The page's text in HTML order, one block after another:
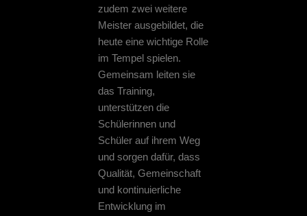
zudem zwei weitere
Meister ausgebildet, die
heute eine wichtige Rolle
im Tempel spielen.
Gemeinsam leiten sie
das Training,
unterstützen die
Schülerinnen und
Schüler auf ihrem Weg
und sorgen dafür, dass
Qualität, Gemeinschaft
und kontinuierliche
Entwicklung im